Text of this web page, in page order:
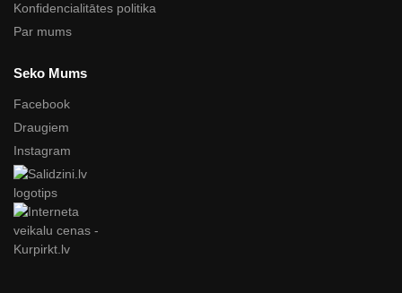
Konfidencialitātes politika
Par mums
Seko Mums
Facebook
Draugiem
Instagram